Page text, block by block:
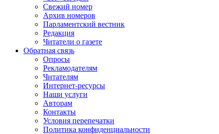
Свежий номер
Архив номеров
Парламентский вестник
Редакция
Читатели о газете
Обратная связь
Опросы
Рекламодателям
Читателям
Интернет-ресурсы
Наши услуги
Авторам
Контакты
Условия перепечатки
Политика конфиденциальности